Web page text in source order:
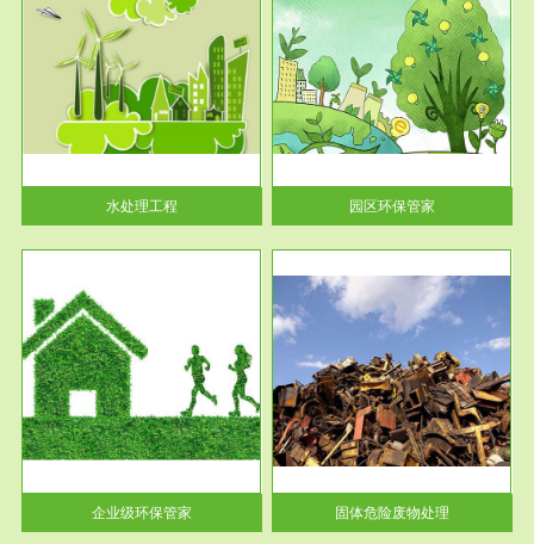
水处理工程
服务范围
园区环保管家
2016 年 4 月，环保部下发《关
于积极发挥环境保护作用促进供
给侧结...
园区环保管家
企业级环保管家
服务范围
固体危险废物处理
固体废物解释：固体废物是指人
们在生产建设、日常生活和其他
活动中...
固体危险废物处理